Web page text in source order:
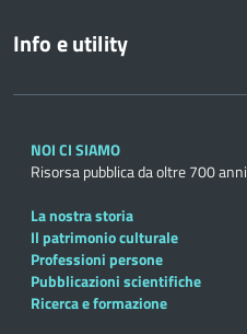
Info e utility
NOI CI SIAMO
Risorsa pubblica da oltre 700 anni
La nostra storia
Il patrimonio culturale
Professioni persone
Pubblicazioni scientifiche
Ricerca e formazione